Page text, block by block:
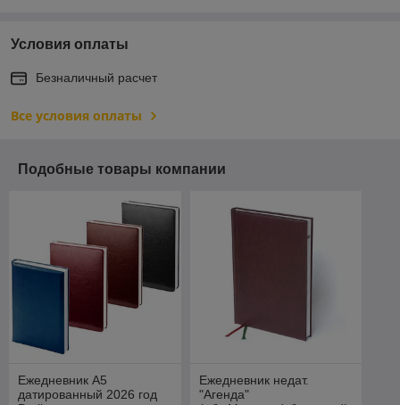
Условия оплаты
Безналичный расчет
Все условия оплаты
Подобные товары компании
Ежедневник А5
датированный 2026 год
Ежедневник недат.
"Агенда"